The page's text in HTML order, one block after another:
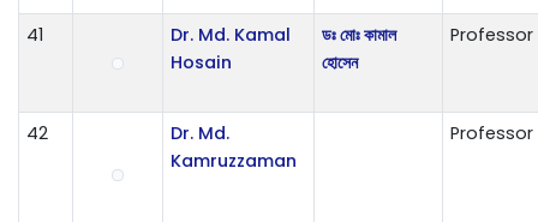
41
Dr. Md. Kamal
Hosain
ডঃ মোঃ কামাল
হোসেন
Professor
42
Dr. Md.
Kamruzzaman
Professor